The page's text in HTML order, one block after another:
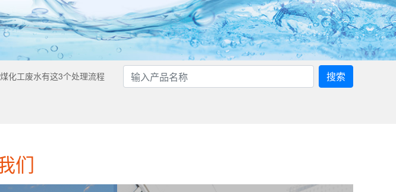
煤化工废水有这3个处理流程 搜索
们